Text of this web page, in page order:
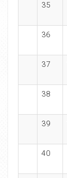
35
36
37
38
39
40